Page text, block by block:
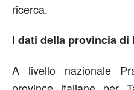
ricerca.
I dati della provincia di
A livello nazionale